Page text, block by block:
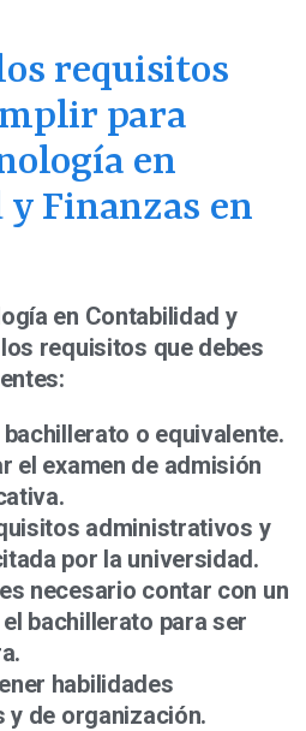
requisitos
para
en
Finanzas en
en Contabilidad y
requisitos que debes
o equivalente.
el examen de admisión
administrativos y
por la universidad.
necesario contar con un
bachillerato para ser
habilidades
y de organización.